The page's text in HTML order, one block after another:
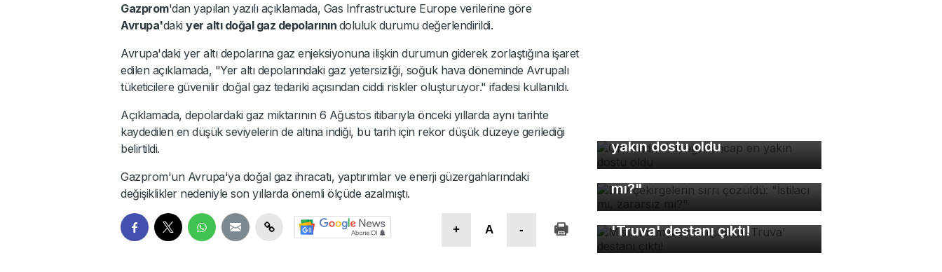
Gazprom'dan yapılan yazılı açıklamada, Gas Infrastructure Europe verilerine göre
Avrupa'daki yer altı doğal gaz depolarının doluluk durumu değerlendirildi.
Avrupa'daki yer altı depolarına gaz enjeksiyonuna ilişkin durumun giderek zorlaştığına işaret
edilen açıklamada, "Yer altı depolarındaki gaz yetersizliği, soğuk hava döneminde Avrupalı
tüketicilere güvenilir doğal gaz tedariki açısından ciddi riskler oluşturuyor." ifadesi kullanıldı.
Açıklamada, depolardaki gaz miktarının 6 Ağustos itibarıyla önceki yıllarda aynı tarihte
kaydedilen en düşük seviyelerin de altına indiği, bu tarih için rekor düşük düzeye gerilediği
belirtildi.
Gazprom'un Avrupa'ya doğal gaz ihracatı, yaptırımlar ve enerji güzergahlarındaki
değişiklikler nedeniyle son yıllarda önemli ölçüde azalmıştı.
+ A -
yakın dostu oldu
Dev çekirgelerin sırrı
çözüldü: "İstilacı mı, zararsız
mı?"
Mısır mumyasının içinden
'Truva' destanı çıktı!